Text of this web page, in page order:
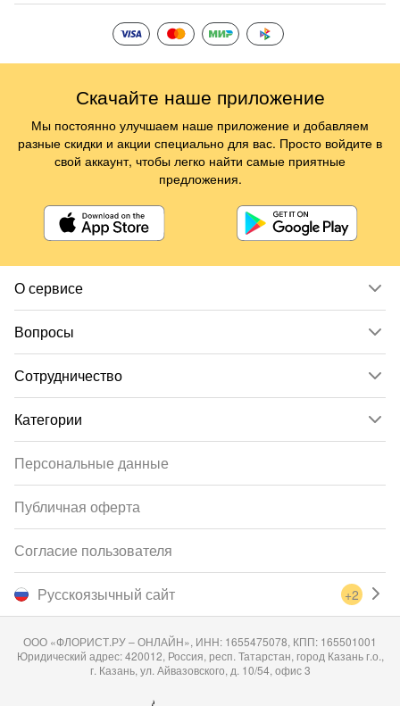
О сервисе
Вопросы
Сотрудничество
Категории
Русскоязычный сайт +2
Персональные данные
Публичная оферта
Согласие пользователя
ООО «ФЛОРИСТ.РУ – ОНЛАЙН», ИНН: 1655475078, КПП: 165501001
Юридический адрес: 420012, Россия, респ. Татарстан, город Казань г.о.,
г. Казань, ул. Айвазовского, д. 10/54, офис 3
Скачайте наше приложение
Мы постоянно улучшаем наше приложение и добавляем
разные скидки и акции специально для вас. Просто войдите в
свой аккаунт, чтобы легко найти самые приятные
предложения.